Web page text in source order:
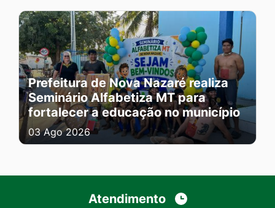
Prefeitura de Nova Nazaré realiza
Seminário Alfabetiza MT para
fortalecer a educação no município
03 Ago 2026
Atendimento